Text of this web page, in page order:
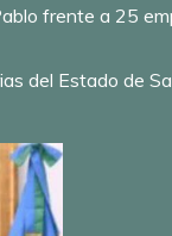
frente a 25
del Estado de